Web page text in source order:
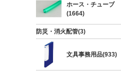
ホース・チューブ
(1664)
防災・消火配管(3)
文具事務用品(933)